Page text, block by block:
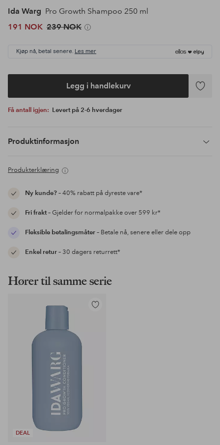
Ida Warg Pro Growth Shampoo 250 ml
191 NOK 239 NOK
Kjøp nå, betal senere. Les mer
Legg i handlekurv
Legg
Få antall igjen: Levert på 2-6 hverdager
Produktinformasjon
Produkterklæring
Ny kunde?– 40% rabatt på dyreste vare*
Fri frakt– Gjelder for normalpakke over 599 kr*
Fleksible betalingsmåter– Betale nå, senere eller dele opp
Enkel retur– 30 dagers returrett*
Hører til samme serie
DEAL
Legg